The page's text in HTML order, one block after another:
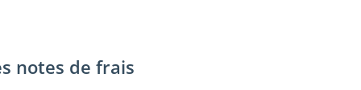
notes de frais